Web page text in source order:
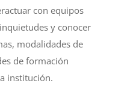
con equipos
y conocer
modalidades de
de formación
institución.